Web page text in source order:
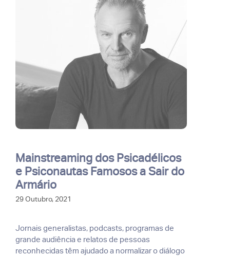
Mainstreaming dos Psicadélicos
e Psiconautas Famosos a Sair do
Armário
29 Outubro, 2021
Jornais generalistas, podcasts, programas de
grande audiência e relatos de pessoas
reconhecidas têm ajudado a normalizar o diálogo